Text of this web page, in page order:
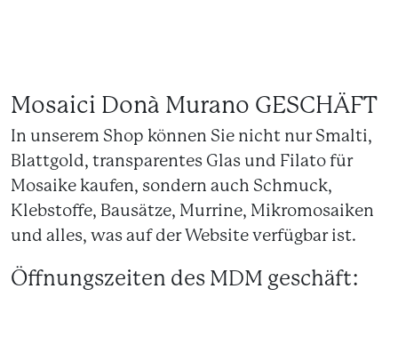
Mosaici Donà Murano GESCHÄFT
In unserem Shop können Sie nicht nur Smalti,
Blattgold, transparentes Glas und Filato für
Mosaike kaufen, sondern auch Schmuck,
Klebstoffe, Bausätze, Murrine, Mikromosaiken
und alles, was auf der Website verfügbar ist.
Öffnungszeiten des MDM geschäft: